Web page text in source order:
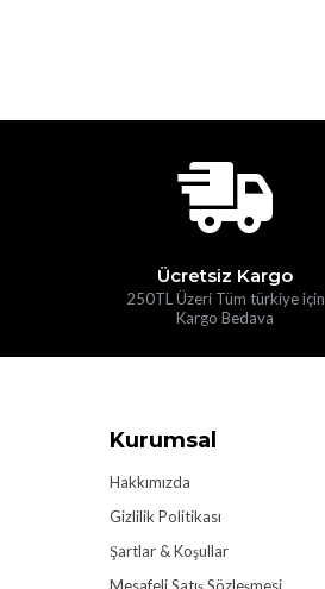
Ücretsiz Kargo
250TL Üzeri Tüm türkiye için
Kargo Bedava
Kurumsal
Hakkımızda
Gizlilik Politikası
Şartlar & Koşullar